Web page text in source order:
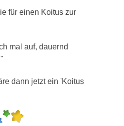
für einen Koitus zur
mal auf, dauernd
dann jetzt ein 'Koitus